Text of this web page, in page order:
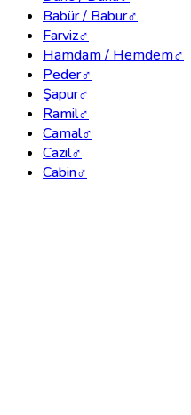
Babür / Babur♂
Farviz♂
Hamdam / Hemdem♂
Peder♂
Şapur♂
Ramil♂
Camal♂
Cazil♂
Cabin♂